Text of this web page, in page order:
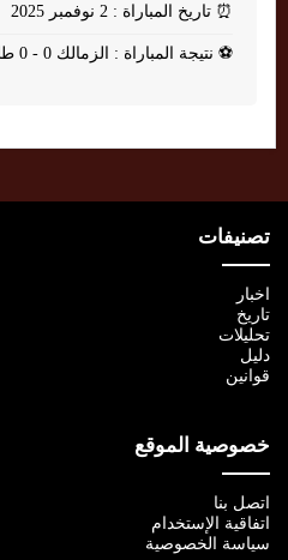
⏰ تاريخ المباراة : 2 نوفمبر 2025
⚽ نتيجة المباراة : الزمالك 0 - 0 طلائع الجيش
تصنيفات
اخبار
تاريخ
تحليلات
دليل
قوانين
خصوصية الموقع
اتصل بنا
اتفاقية الإستخدام
سياسة الخصوصية